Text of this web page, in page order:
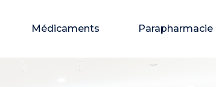
Médicaments Parapharmacie